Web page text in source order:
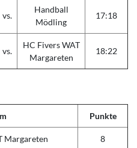
vs.
Handball
Mödling
17:18
vs.
HC Fivers WAT
Margareten
18:22
Punkte
Margareten 8